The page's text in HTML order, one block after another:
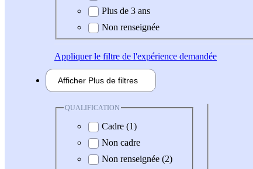
Plus de 3 ans
Non renseignée
Appliquerle filtre de l'expérience demandée
Afficher Plus de filtres
QUALIFICATION
Cadre (1)
Non cadre
Non renseignée (2)